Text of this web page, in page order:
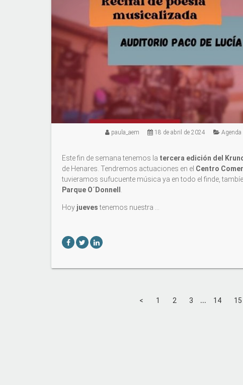
paula_aem 18 de abril de 2024 Agenda
Este fin de semana tenemos la tercera edición del
de Henares. Tendremos actuaciones en el Centro
tuvieramos sufucuente música ya en todo el finde,
Parque O´Donnell .
Hoy juevestenemos nuestra …
< 1 2 3 ... 14 15